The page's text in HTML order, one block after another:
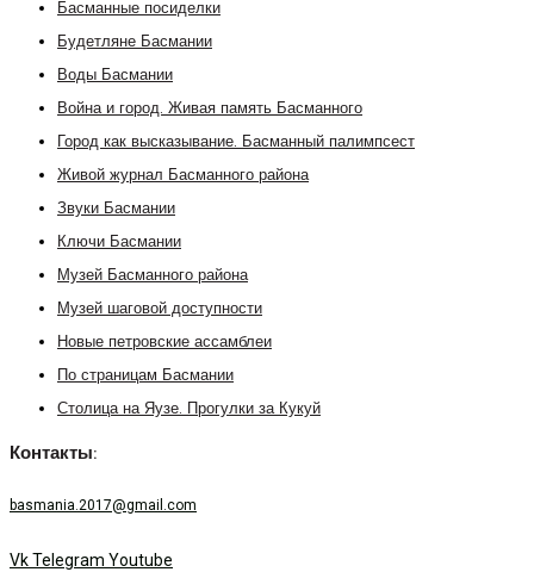
Басманные посиделки
Будетляне Басмании
Воды Басмании
Война и город. Живая память Басманного
Город как высказывание. Басманный палимпсест
Живой журнал Басманного района
Звуки Басмании
Ключи Басмании
Музей Басманного района
Музей шаговой доступности
Новые петровские ассамблеи
По страницам Басмании
Столица на Яузе. Прогулки за Кукуй
Контакты:
basmania.2017@gmail.com
VkTelegram Youtube